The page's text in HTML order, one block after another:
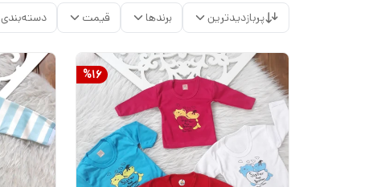
پربازدیدترین برندها قیمت دسته‌بندی
%16